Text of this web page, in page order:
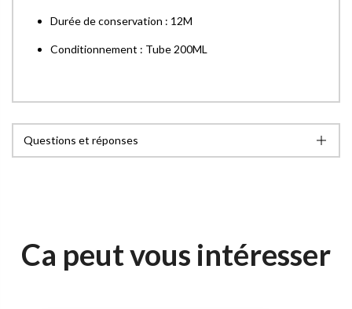
Durée de conservation : 12M
Conditionnement : Tube 200ML
Questions et réponses
Ca peut vous intéresser